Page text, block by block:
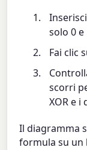
solo 0
Fai clic
scorri
XOR e
Il diagramma
formula su un